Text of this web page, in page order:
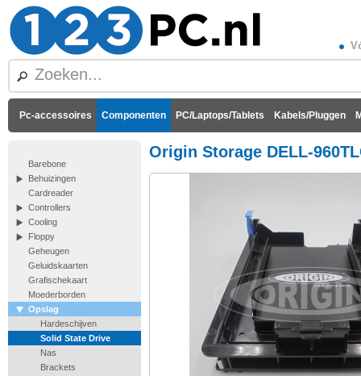
Pc-accessoires Componenten PC/Laptops/Tablets Kabels/Pluggen
Barebone
Behuizingen
Cardreader
Controllers
Cooling
Floppy
Geheugen
Geluidskaarten
Grafischekaart
Moederborden
Opslag
Hardeschijven
Solid State Drive
Nas
Brackets
Origin Storage DELL-